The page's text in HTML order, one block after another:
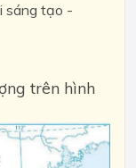
sáng tạo -
trên hình